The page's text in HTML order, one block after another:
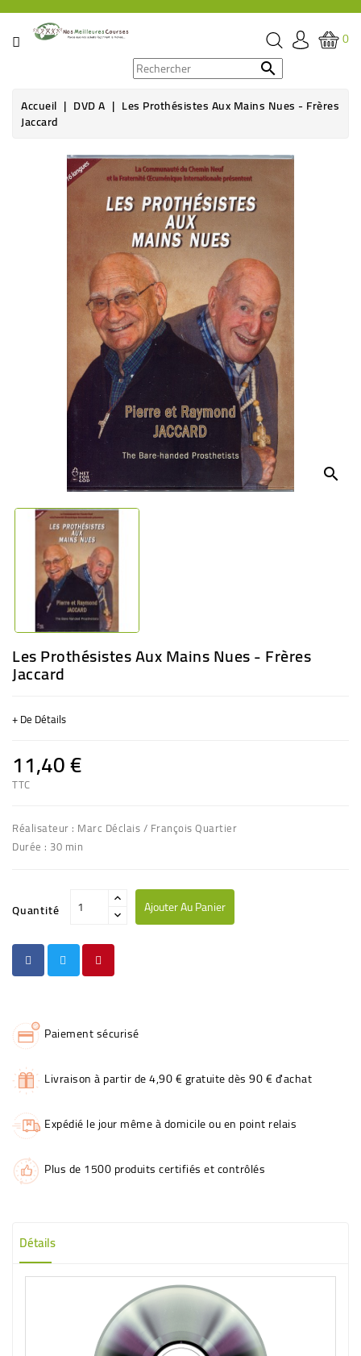
CATÉGORIE
ÉPICERIE
0

Accueil DVD A Les Prothésistes Aux Mains Nues - Frères
Jaccard
search
Les Prothésistes Aux Mains Nues - Frères
Jaccard
+ De Détails
11,40 €
TTC
Réalisateur : Marc Déclais / François Quartier
Durée : 30 min
Quantité Ajouter Au Panier
Paiement sécurisé
Livraison à partir de 4,90 € gratuite dès 90 € d'achat
Expédié le jour même à domicile ou en point relais
Plus de 1500 produits certifiés et contrôlés
Détails